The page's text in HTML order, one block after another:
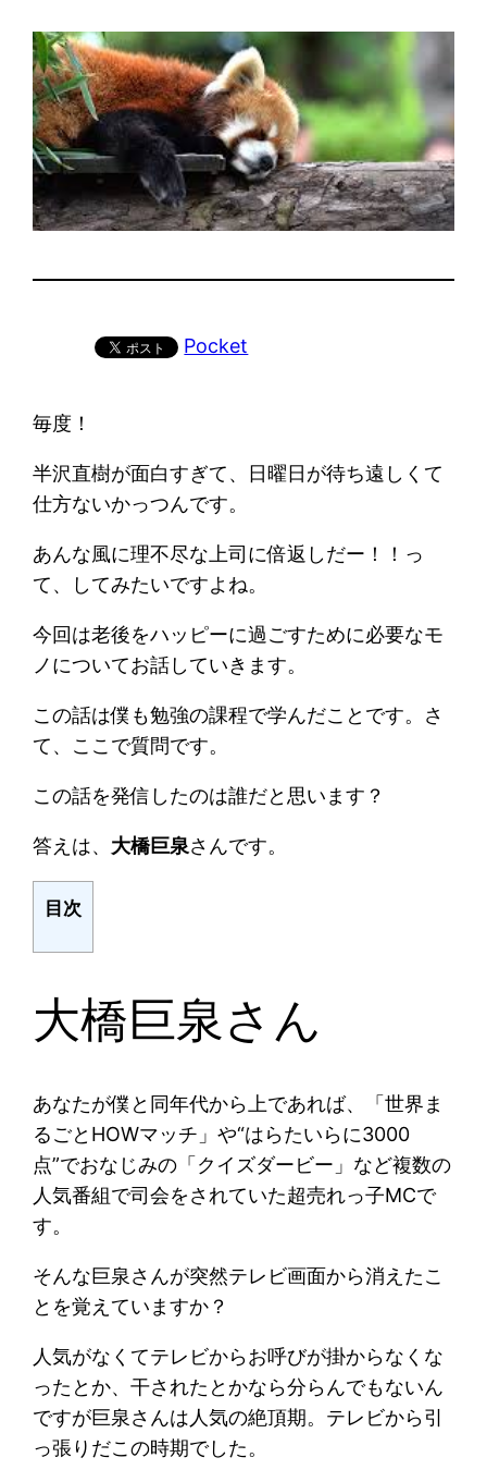
Pocket
毎度！
半沢直樹が面白すぎて、日曜日が待ち遠しくて
仕方ないかっつんです。
あんな風に理不尽な上司に倍返しだー！！っ
て、してみたいですよね。
今回は老後をハッピーに過ごすために必要なモ
ノについてお話していきます。
この話は僕も勉強の課程で学んだことです。さ
て、ここで質問です。
この話を発信したのは誰だと思います？
答えは、 大橋巨泉さんです。
目次
大橋巨泉さん
あなたが僕と同年代から上であれば、「世界ま
るごとHOWマッチ」や“はらたいらに3000
点”でおなじみの「クイズダービー」など複数の
人気番組で司会をされていた超売れっ子MCで
す。
そんな巨泉さんが突然テレビ画面から消えたこ
とを覚えていますか？
人気がなくてテレビからお呼びが掛からなくな
ったとか、干されたとかなら分らんでもないん
ですが巨泉さんは人気の絶頂期。テレビから引
っ張りだこの時期でした。